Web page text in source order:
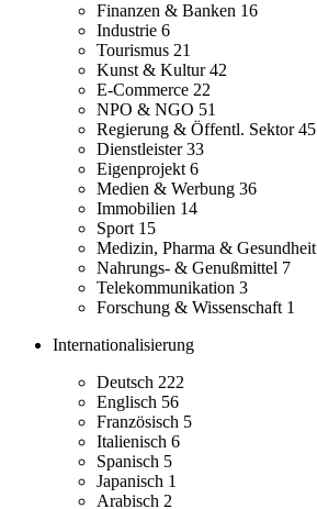
Finanzen & Banken 16
Industrie 6
Tourismus 21
Kunst & Kultur42
E-Commerce 22
NPO & NGO 51
Regierung & Öffentl. Sektor45
Dienstleister33
Eigenprojekt 6
Medien & Werbung 36
Immobilien 14
Sport 15
Medizin, Pharma & Gesundheit
Nahrungs- & Genußmittel 7
Telekommunikation 3
Forschung & Wissenschaft 1
Internationalisierung
Deutsch 222
Englisch 56
Französisch 5
Italienisch 6
Spanisch 5
Japanisch 1
Arabisch 2